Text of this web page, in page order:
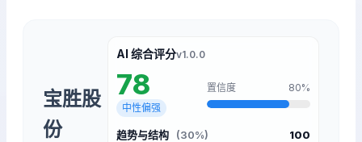
宝胜股
份
AI 综合评分v1.0.0
78
中性偏强
置信度 80%
趋势与结构 (30%) 100